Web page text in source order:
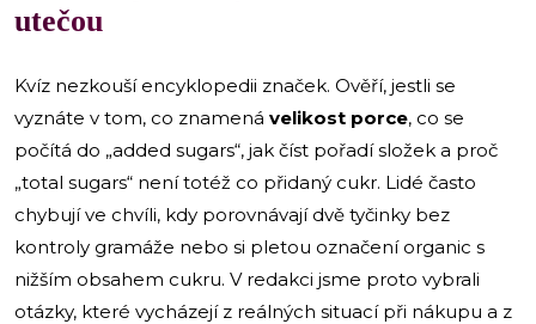
utečou
Kvíz nezkouší encyklopedii značek. Ověří, jestli se
vyznáte v tom, co znamená velikost porce, co se
počítá do „added sugars“, jak číst pořadí složek a proč
„total sugars“ není totéž co přidaný cukr. Lidé často
chybují ve chvíli, kdy porovnávají dvě tyčinky bez
kontroly gramáže nebo si pletou označení organic s
nižším obsahem cukru. V redakci jsme proto vybrali
otázky, které vycházejí z reálných situací při nákupu a z